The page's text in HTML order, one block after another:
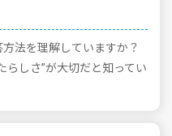
法を理解していますか？
らしさ”が⼤切だと知ってい